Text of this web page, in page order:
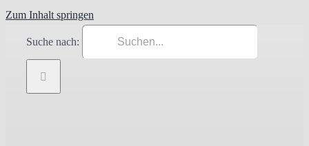
Zum Inhalt springen
Suche nach: